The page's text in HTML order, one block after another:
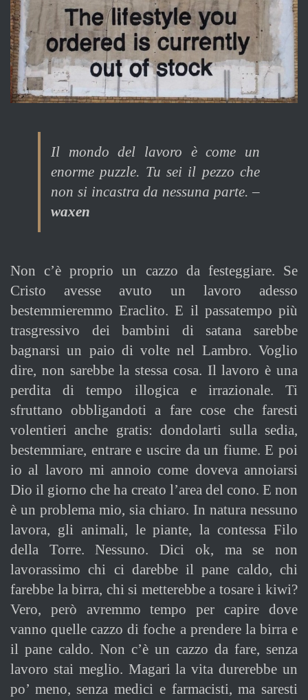
Il mondo del lavoro è come un
enorme puzzle. Tu sei il pezzo che
non si incastra da nessuna parte. –
waxen
Non c’è proprio un cazzo da festeggiare. Se
Cristo avesse avuto un lavoro adesso
bestemmieremmo Eraclito. E il passatempo più
trasgressivo dei bambini di satana sarebbe
bagnarsi un paio di volte nel Lambro. Voglio
dire, non sarebbe la stessa cosa. Il lavoro è una
perdita di tempo illogica e irrazionale. Ti
sfruttano obbligandoti a fare cose che faresti
volentieri anche gratis: dondolarti sulla sedia,
bestemmiare, entrare e uscire da un fiume. E poi
io al lavoro mi annoio come doveva annoiarsi
Dio il giorno che ha creato l’area del cono. E non
è un problema mio, sia chiaro. In natura nessuno
lavora, gli animali, le piante, la contessa Filo
della Torre. Nessuno. Dici ok, ma se non
lavorassimo chi ci darebbe il pane caldo, chi
farebbe la birra, chi si metterebbe a tosare i kiwi?
Vero, però avremmo tempo per capire dove
vanno quelle cazzo di foche a prendere la birra e
il pane caldo. Non c’è un cazzo da fare, senza
lavoro stai meglio. Magari la vita durerebbe un
po’ meno, senza medici e farmacisti, ma saresti